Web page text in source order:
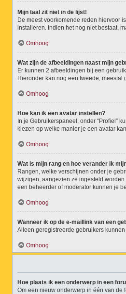
Mijn taal zit niet in de lijst!
De meest voorkomende reden hiervoor
installeren. Indien het nog niet bestaat,
Omhoog
Wat zijn de afbeeldingen naast mijn
Er kunnen 2 afbeeldingen bij een
Hieronder kan nog een tweede,
Omhoog
Hoe kan ik een avatar instellen?
In je Gebruikerspaneel, onder “Profiel”
kiezen op welke manier je een avatar
Omhoog
Wat is mijn rang en hoe verander ik
Rangen, welke verschijnen onder je
wijzigen, aangezien ze ingesteld
een beheerder of moderator kunnen je
Omhoog
Wanneer ik op de e-maillink van een
Alleen geregistreerde gebruikers
Omhoog
Hoe plaats ik een onderwerp in een
Om een nieuw onderwerp in één van de